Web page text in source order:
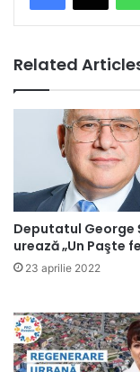
Related
Deputatul George
urează „Un Paşte
23 aprilie 2022